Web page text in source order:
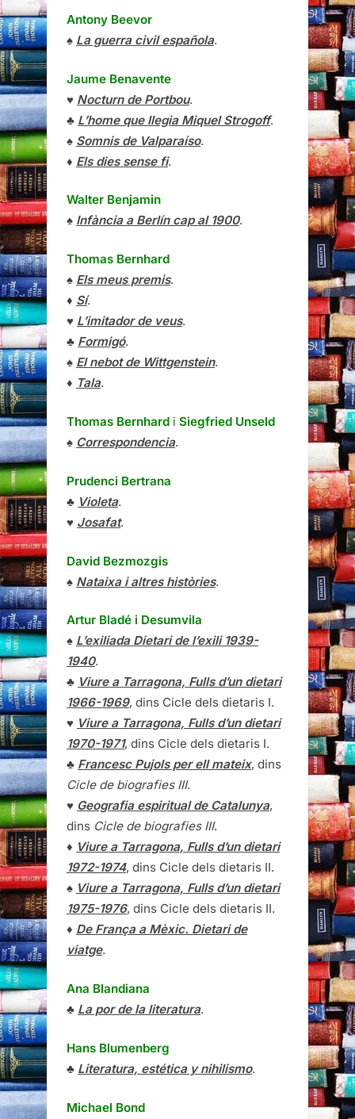
Antony Beevor
♠ La guerra civil española.
Jaume Benavente
♥ Nocturn de Portbou.
♣ L’home que llegia Miquel Strogoff.
♠ Somnis de Valparaíso.
♦ Els dies sense fi.
Walter Benjamin
♠ Infància a Berlín cap al 1900.
Thomas Bernhard
♠ Els meus premis.
♦ Sí.
♥ L’imitador de veus.
♣ Formigó.
♠ El nebot de Wittgenstein.
♦ Tala.
Thomas Bernhard i Siegfried Unseld
♠ Correspondencia.
Prudenci Bertrana
♣ Violeta.
♥ Josafat.
David Bezmozgis
♠ Nataixa i altres històries.
Artur Bladé i Desumvila
♠ L’exiliada Dietari de l’exili 1939-
1940.
♣ Viure a Tarragona, Fulls d’un dietari
1966-1969, dins Cicle dels dietaris I.
♥ Viure a Tarragona, Fulls d’un dietari
1970-1971, dins Cicle dels dietaris I.
♣ Francesc Pujols per ell mateix, dins
Cicle de biografies III.
♥ Geografia espiritual de Catalunya,
dins Cicle de biografies III.
♦ Viure a Tarragona, Fulls d’un dietari
1972-1974, dins Cicle dels dietaris II.
♠ Viure a Tarragona, Fulls d’un dietari
1975-1976, dins Cicle dels dietaris II.
♦ De França a Mèxic. Dietari de
viatge.
Ana Blandiana
♣ La por de la literatura.
Hans Blumenberg
♣ Literatura, estética y nihilismo.
Michael Bond